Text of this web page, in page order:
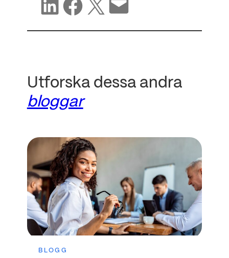
Dela på LinkedIn
Dela på Facebook
Dela på X Dela via e-post
Utforska dessa andra
bloggar
BLOGG